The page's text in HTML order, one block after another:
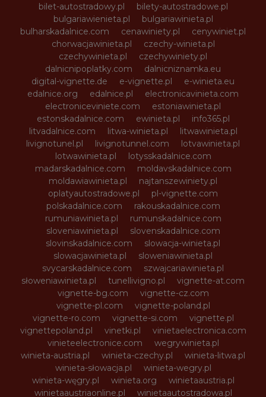
bilet-autostradowy.pl
bilety-autostradowe.pl
bulgariawienieta.pl
bulgariawinieta.pl
bulharskadalnice.com
cenawiniety.pl
cenywiniet.pl
chorwacjawinieta.pl
czechy-winieta.pl
czechywinieta.pl
czechywiniety.pl
dalnicnipoplatky.com
dalnicniznamka.eu
digital-vignette.de
e-vignette.pl
e-winieta.eu
edalnice.org
edalnice.pl
electronicavinieta.com
electroniceviniete.com
estoniawinieta.pl
estonskadalnice.com
ewinieta.pl
info365.pl
litvadalnice.com
litwa-winieta.pl
litwawinieta.pl
livignotunel.pl
livignotunnel.com
lotvawinieta.pl
lotwawinieta.pl
lotysskadalnice.com
madarskadalnice.com
moldavskadalnice.com
moldawiawinieta.pl
najtanszewiniety.pl
oplatyautostradowe.pl
pl-vignette.com
polskadalnice.com
rakouskadalnice.com
rumuniawinieta.pl
rumunskadalnice.com
sloveniawinieta.pl
slovenskadalnice.com
slovinskadalnice.com
slowacja-winieta.pl
slowacjawinieta.pl
sloweniawinieta.pl
svycarskadalnice.com
szwajcariawinieta.pl
słoweniawinieta.pl
tunellivigno.pl
vignette-at.com
vignette-bg.com
vignette-cz.com
vignette-pl.com
vignette-poland.pl
vignette-ro.com
vignette-si.com
vignette.pl
vignettepoland.pl
vinetki.pl
vinietaelectronica.com
vinieteelectronice.com
wegrywinieta.pl
winieta-austria.pl
winieta-czechy.pl
winieta-litwa.pl
winieta-słowacja.pl
winieta-wegry.pl
winieta-węgry.pl
winieta.org
winietaaustria.pl
winietaaustriaonline.pl
winietaautostradowa.pl